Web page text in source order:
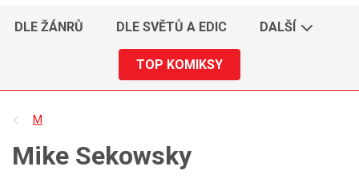
DLE ŽÁNRŮ DLE SVĚTŮ A EDIC DALŠÍ
TOP KOMIKSY
M
Mike Sekowsky